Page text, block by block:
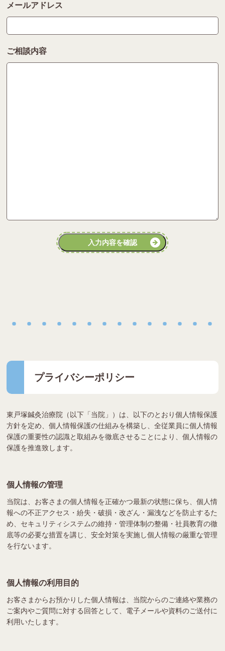
メールアドレス
ご相談内容
入力内容を確認
プライバシーポリシー
東戸塚鍼灸治療院（以下「当院」）は、以下のとおり個人情報保護
方針を定め、個人情報保護の仕組みを構築し、全従業員に個人情報
保護の重要性の認識と取組みを徹底させることにより、個人情報の
保護を推進致します。
個人情報の管理
当院は、お客さまの個人情報を正確かつ最新の状態に保ち、個人情
報への不正アクセス・紛失・破損・改ざん・漏洩などを防止するた
め、セキュリティシステムの維持・管理体制の整備・社員教育の徹
底等の必要な措置を講じ、安全対策を実施し個人情報の厳重な管理
を行ないます。
個人情報の利用目的
お客さまからお預かりした個人情報は、当院からのご連絡や業務の
ご案内やご質問に対する回答として、電子メールや資料のご送付に
利用いたします。